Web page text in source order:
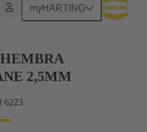
myHARTING
2,5MM
6223